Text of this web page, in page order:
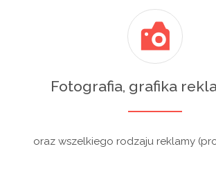
Fotografia, grafika
oraz wszelkiego rodzaju reklamy